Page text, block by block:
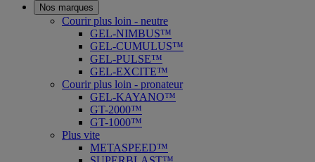
Nos marques
Courir plus loin - neutre
GEL-NIMBUS™
GEL-CUMULUS™
GEL-PULSE™
GEL-EXCITE™
Courir plus loin - pronateur
GEL-KAYANO™
GT-2000™
GT-1000™
Plus vite
METASPEED™